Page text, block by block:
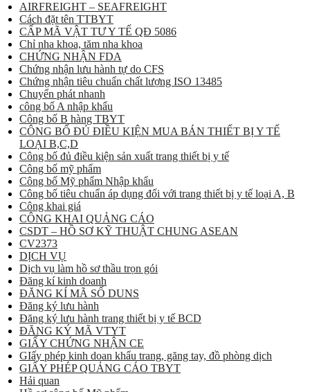
AIRFREIGHT – SEAFREIGHT
Cách đặt tên TTBYT
CẤP MÃ VẬT TƯ Y TẾ QĐ 5086
Chỉ nha khoa, tăm nha khoa
CHỨNG NHẬN FDA
Chứng nhận lưu hành tự do CFS
Chứng nhận tiêu chuẩn chất lượng ISO 13485
Chuyển phát nhanh
công bố A nhập khẩu
Công bố B hàng TBYT
CÔNG BỐ ĐỦ ĐIỀU KIỆN MUA BÁN THIẾT BỊ Y TẾ
LOẠI B,C,D
Công bố đủ điều kiện sản xuất trang thiết bị y tế
Công bố mỹ phẩm
Công bố Mỹ phẩm Nhập khẩu
Công bố tiêu chuẩn áp dụng đối với trang thiết bị y tế loại A, B
Công khai giá
CÔNG KHAI QUẢNG CÁO
CSDT – HỒ SƠ KỸ THUẬT CHUNG ASEAN
CV2373
DỊCH VỤ
Dịch vụ làm hồ sơ thầu trọn gói
Đăng kí kinh doanh
ĐĂNG KÍ MÃ SỐ DUNS
Đăng ký lưu hành
Đăng ký lưu hành trang thiết bị y tế BCD
ĐĂNG KÝ MÃ VTYT
GIẤY CHỨNG NHẬN CE
GIấy phép kinh doan khẩu trang, găng tay, đồ phòng dịch
GIẤY PHÉP QUẢNG CÁO TBYT
Hải quan